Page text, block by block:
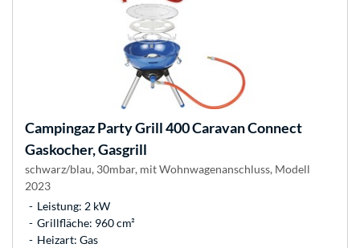
CampingazParty Grill 400 Caravan Connect
Gaskocher, Gasgrill
schwarz/blau, 30mbar, mit Wohnwagenanschluss, Modell
2023
Leistung: 2 kW
Grillfläche: 960 cm²
Heizart: Gas